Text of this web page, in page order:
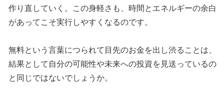
作り直していく。この身軽さも、時間とエネルギーの余白
があってこそ実行しやすくなるのです。
無料という言葉につられて目先のお金を出し渋ることは、
結果として自分の可能性や未来への投資を見送っているの
と同じではないでしょうか。